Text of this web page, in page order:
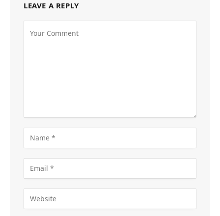
LEAVE A REPLY